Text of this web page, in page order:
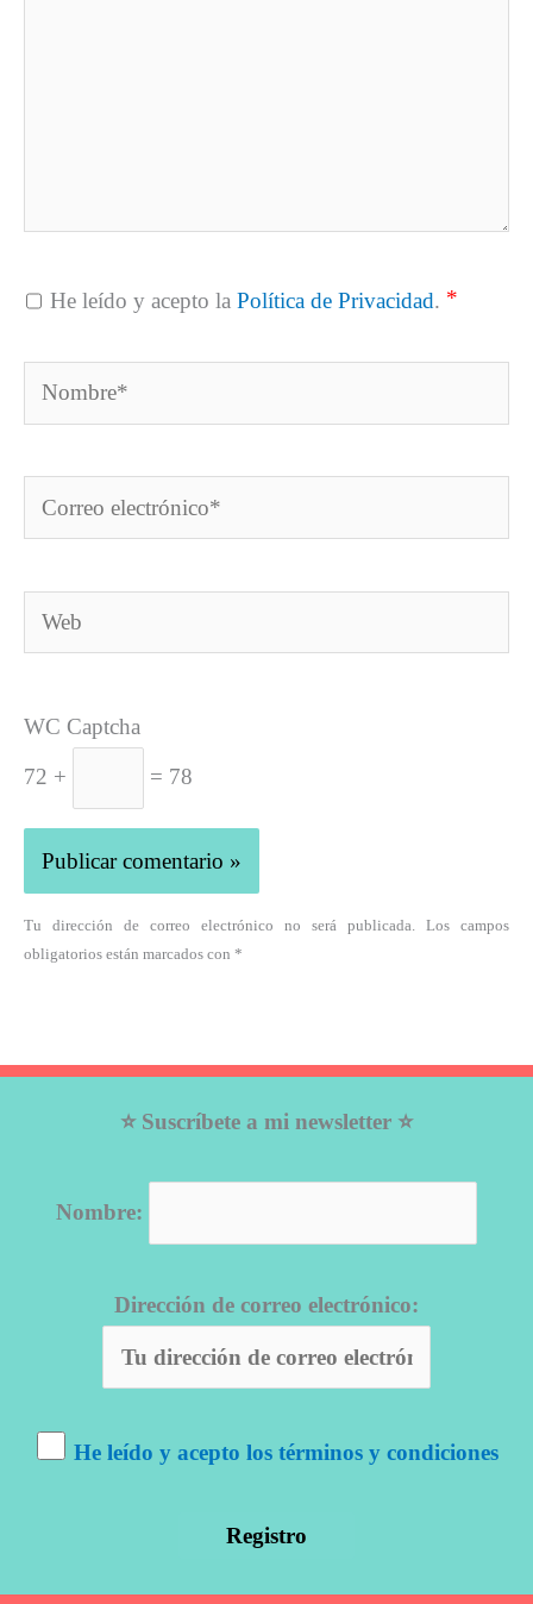
He leído y acepto la Política de Privacidad. *
Nombre*
Correo
electrónico*
Web
WC Captcha
72 +
= 78
Tu dirección de correo electrónico no será publicada. Los campos
obligatorios están marcados con *
⭐ Suscríbete a mi newsletter ⭐
Nombre:
Dirección de correo electrónico:
He leído y acepto los términos y condiciones